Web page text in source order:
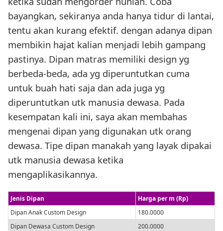
bayangkan, sekiranya anda hanya tidur di lantai,
tentu akan kurang efektif. dengan adanya dipan
membikin hajat kalian menjadi lebih gampang
pastinya. Dipan matras memiliki design yg
berbeda-beda, ada yg diperuntutkan cuma
untuk buah hati saja dan ada juga yg
diperuntutkan utk manusia dewasa. Pada
kesempatan kali ini, saya akan membahas
mengenai dipan yang digunakan utk orang
dewasa. Tipe dipan manakah yang layak dipakai
utk manusia dewasa ketika
mengaplikasikannya.
Jenis Dipan
Harga per m (Rp)
Dipan Anak Custom Design
180.0000
Dipan Dewasa Custom Design
200.0000